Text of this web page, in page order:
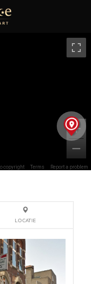
copyright Terms Report a problem
LOCATIE